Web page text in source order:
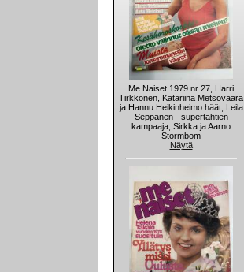
Me Naiset 1979 nr 27, Harri
Tirkkonen, Katariina Metsovaara
ja Hannu Heikinheimo häät, Leila
Seppänen - supertähtien
kampaaja, Sirkka ja Aarno
Stormbom
Näytä